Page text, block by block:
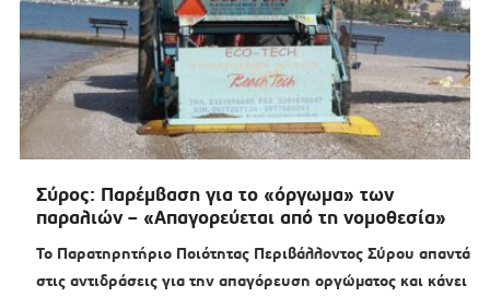
Σύρος: Παρέμβαση για το «όργωμα» των
παραλιών – «Απαγορεύεται από τη νομοθεσία»
Το Παρατηρητήριο Ποιότητας Περιβάλλοντος Σύρου απαντά
στις αντιδράσεις για την απαγόρευση οργώματος και κάνει